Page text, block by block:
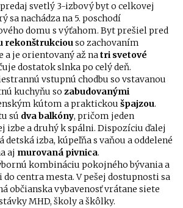
svetlý 3-izbový byt o celkovej
sa nachádza na 5. poschodí
domu s výťahom. Byt prešiel pred
rekonštrukciouso zachovaním
a je orientovaný až natri svetové
dostatok slnka po celý deň.
vstupnú chodbu so vstavanou
kuchyňu so zabudovanými
kútom a praktickou špajzou.
sú dva balkóny, pričom jeden
izbe a druhý k spálni. Dispozíciu ďalej
izba, kúpeľňa s vaňou a oddelené
aj murovaná pivnica.
kombináciu pokojného bývania a
centra mesta. V pešej dostupnosti sa
občianska vybavenosť vrátane siete
MHD, školy a škôlky.